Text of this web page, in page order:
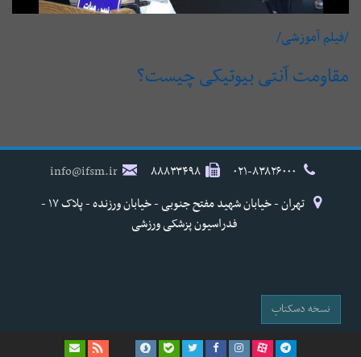
/فیلم آموزشی/
مقاومت آنتی بیوتیکی چیست؟
۸۸۸۳۳۴۹۸
info@ifsm.ir
تهران - خیابان شهید مفتح جنوبی - خیابان ورزنده - پلاک ۱۷ -
فدراسیون پزشکی ورزشی
نسخه دسکتاپ